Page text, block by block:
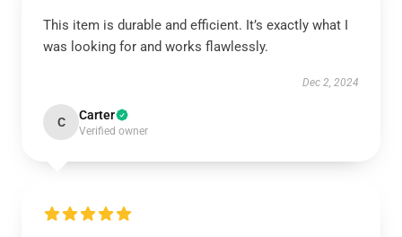
This item is durable and efficient. It’s exactly what I
was looking for and works flawlessly.
Dec 2, 2024
C Carter
Verified owner